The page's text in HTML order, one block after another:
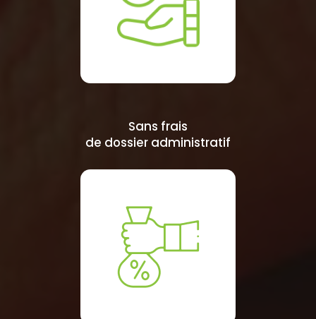
Sans frais
de dossier administratif